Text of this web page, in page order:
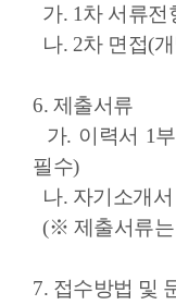
가. 1차 서류전
나. 2차 면접(
6. 제출서류
가. 이력서 1
필수)
나. 자기소개
(※ 제출서류는
7. 접수방법 및